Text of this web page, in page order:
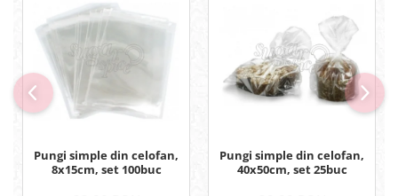
Pungi simple din celofan,
8x15cm, set 100buc
Pungi simple din celofan,
40x50cm, set 25buc